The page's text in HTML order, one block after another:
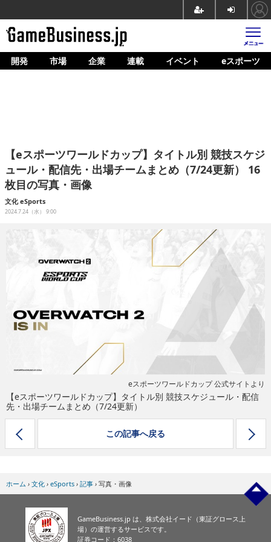
ホーム
企業動向
人材育成
産業政策
イベント/セミナー
eスポーツ
開発 市場 企業 連載 イベント eスポーツ
【eスポーツワールドカップ】タイトル別 競技スケジ
ュール・配信先・出場チームまとめ（7/24更新） 16
枚目の写真・画像
文化 eSports
2024.7.24（水） 9:00
eスポーツワールドカップ 公式サイトより
【eスポーツワールドカップ】タイトル別 競技スケジュール・配信
先・出場チームまとめ（7/24更新）
この記事へ戻る
ホーム › 文化 › eSports › 記事 › 写真・画像
GameBusiness.jp は、株式会社イード（東証グロース上
場）の運営するサービスです。
証券コード：6038